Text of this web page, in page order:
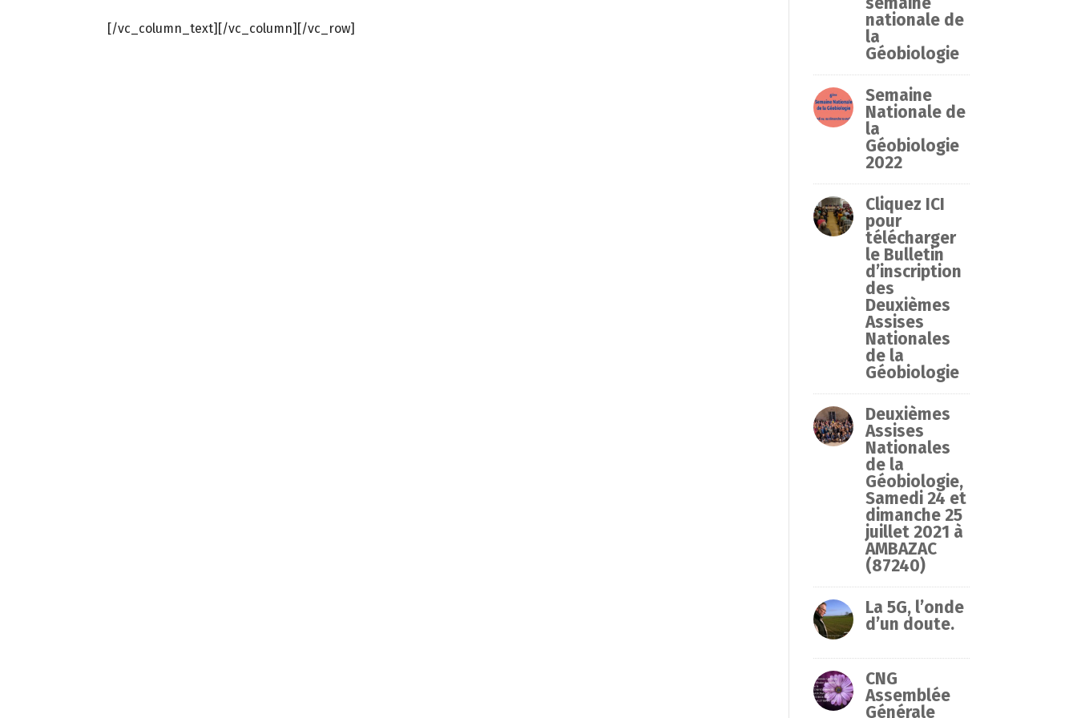
[/vc_column_text][/vc_column][/vc_row]
nationale de
la
Géobiologie
Semaine
Nationale de
la
Géobiologie
2022
Cliquez ICI
pour
télécharger
le Bulletin
d’inscription
des
Deuxièmes
Assises
Nationales
de la
Géobiologie
Deuxièmes
Assises
Nationales
de la
Géobiologie,
Samedi 24 et
dimanche 25
juillet 2021 à
AMBAZAC
(87240)
La 5G, l’onde
d’un doute.
CNG
Assemblée
Générale